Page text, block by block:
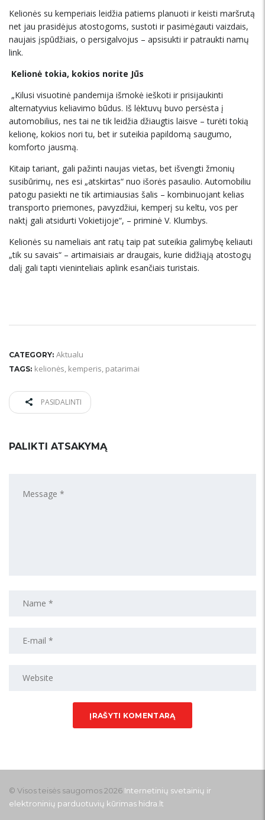
Kelionės su kemperiais leidžia patiems planuoti ir keisti maršrutą
net jau prasidėjus atostogoms, sustoti ir pasimėgauti vaizdais,
naujais įspūdžiais, o persigalvojus – apsisukti ir patraukti namų
link.
Kelionė tokia, kokios norite Jūs
„Kilusi visuotinė pandemija išmokė ieškoti ir prisijaukinti
alternatyvius keliavimo būdus. Iš lėktuvų buvo persėsta į
automobilius, nes tai ne tik leidžia džiaugtis laisve – turėti tokią
kelionę, kokios nori tu, bet ir suteikia papildomą saugumo,
komforto jausmą.
Kitaip tariant, gali pažinti naujas vietas, bet išvengti žmonių
susibūrimų, nes esi „atskirtas“ nuo išorės pasaulio. Automobiliu
patogu pasiekti ne tik artimiausias šalis – kombinuojant kelias
transporto priemones, pavyzdžiui, kemperį su keltu, vos per
naktį gali atsidurti Vokietijoje“, – priminė V. Klumbys.
Kelionės su nameliais ant ratų taip pat suteikia galimybę keliauti
„tik su savais“ – artimaisiais ar draugais, kurie didžiąją atostogų
dalį gali tapti vieninteliais aplink esančiais turistais.
CATEGORY: Aktualu
TAGS: kelionės, kemperis, patarimai
PASIDALINTI
PALIKTI ATSAKYMĄ
© Visos teisės saugomos 2026 Internetinių svetainių ir
elektroninių parduotuvių kūrimas hidra.lt